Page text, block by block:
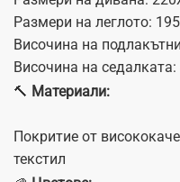
Размери на леглото:
Височина на
Височина⁤ на ‌седалката:
🔨 Материали:
Покритие от
текстил​